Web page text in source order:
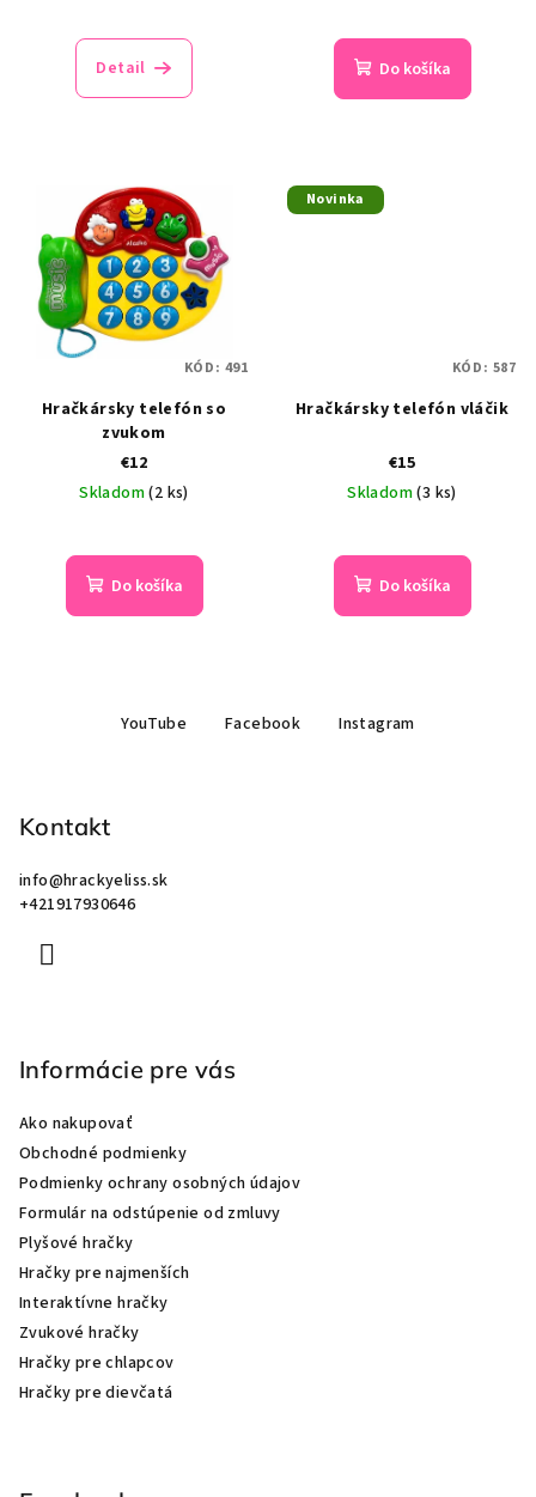
Detail Do košíka
Hračkársky telefón so
zvukom
€12
Skladom(2 ks)
Do košíka
KÓD: 491
Novinka
Hračkársky telefón vláčik
€15
Skladom(3 ks)
Do košíka
KÓD: 587
YouTube Facebook Instagram
Kontakt
info@hrackyeliss.sk
+421917930646
Informácie pre vás
Ako nakupovať
Obchodné podmienky
Podmienky ochrany osobných údajov
Formulár na odstúpenie od zmluvy
Plyšové hračky
Hračky pre najmenších
Interaktívne hračky
Zvukové hračky
Hračky pre chlapcov
Hračky pre dievčatá